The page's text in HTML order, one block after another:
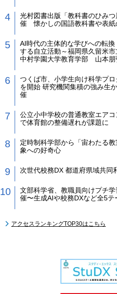
光村図書出版「教科書のひみ
催 懐かしの国語教科書や表紙
AI時代の主体的な学びへの転
する自立活動～福岡県久留米市
中村学園大学教育学部 山本朋
つくば市、小学生向け科学プロ
を開始 研究機関集積の強み生
催
公立小中学校の普通教室エア
で体育館の整備遅れが課題に
定時制科学部から「宙わたる
象への好奇心
次世代校務DX 都道府県域共同
文部科学省、教職員向けプチ
催〜生成AIや校務DXなど全5テ
アクセスランキングTOP30はこちら